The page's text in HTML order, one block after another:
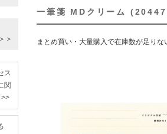
＞
ス
関
一筆箋 MDクリーム
まとめ買い・大量購入で在庫数が足りな